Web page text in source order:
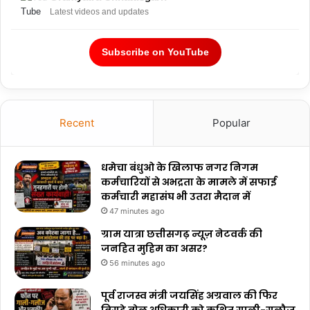
Latest videos and updates
Subscribe on YouTube
Recent Popular
धमेचा बंधुओ के खिलाफ नगर निगम
कर्मचारियों से अभद्रता के मामले में सफाई
कर्मचारी महासंघ भी उतरा मैदान में
47 minutes ago
ग्राम यात्रा छत्तीसगढ़ न्यूज़ नेटवर्क की
जनहित मुहिम का असर?
56 minutes ago
पूर्व राजस्व मंत्री जयसिंह अग्रवाल की फिर